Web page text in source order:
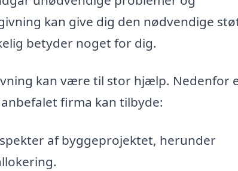
kan give dig den nødvendige
betyder noget for dig.
kan være til stor hjælp. Nedenfor
firma kan tilbyde:
af byggeprojektet, herunder